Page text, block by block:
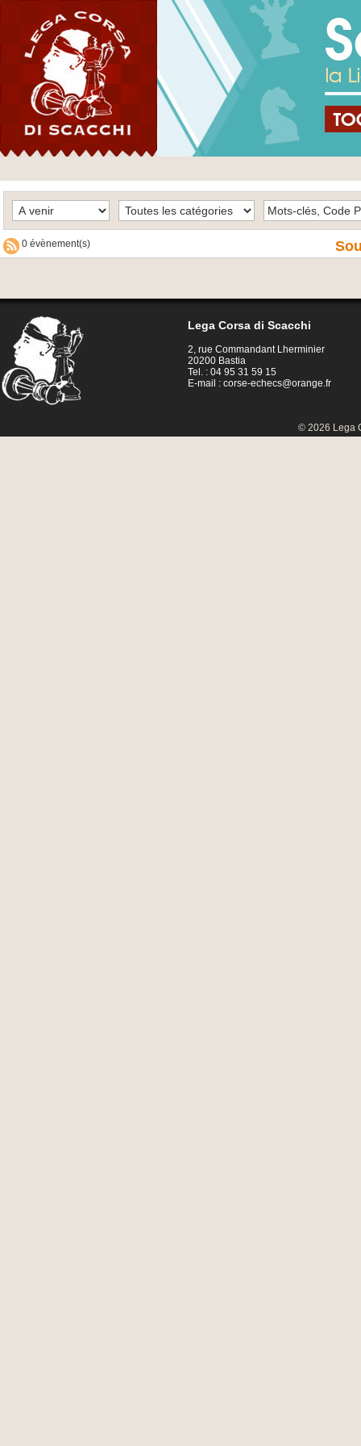
0 évènement(s)
Lega Corsa di Scacchi
2, rue Commandant Lherminier
20200 Bastia
Tel. : 04 95 31 59 15
E-mail :corse-echecs@orange.fr
© 2026 Lega